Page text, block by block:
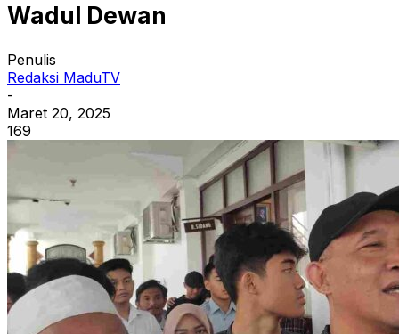
Wadul Dewan
Penulis
Redaksi MaduTV
-
Maret 20, 2025
169